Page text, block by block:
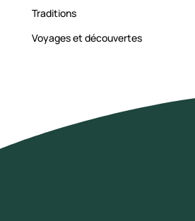
Traditions
Voyages et découvertes